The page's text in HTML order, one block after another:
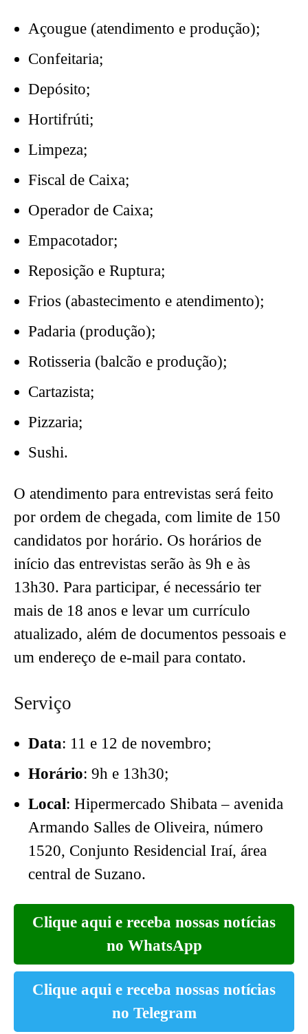
Açougue (atendimento e produção);
Confeitaria;
Depósito;
Hortifrúti;
Limpeza;
Fiscal de Caixa;
Operador de Caixa;
Empacotador;
Reposição e Ruptura;
Frios (abastecimento e atendimento);
Padaria (produção);
Rotisseria (balcão e produção);
Cartazista;
Pizzaria;
Sushi.
O atendimento para entrevistas será feito
por ordem de chegada, com limite de 150
candidatos por horário. Os horários de
início das entrevistas serão às 9h e às
13h30. Para participar, é necessário ter
mais de 18 anos e levar um currículo
atualizado, além de documentos pessoais e
um endereço de e-mail para contato.
Serviço
Data: 11 e 12 de novembro;
Horário: 9h e 13h30;
Local: Hipermercado Shibata – avenida
Armando Salles de Oliveira, número
1520, Conjunto Residencial Iraí, área
central de Suzano.
Clique aqui e receba nossas notícias
no WhatsApp
Clique aqui e receba nossas notícias
no Telegram